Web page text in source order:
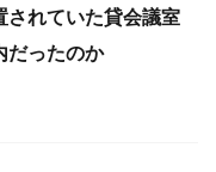
されていた貸会議室
だったのか